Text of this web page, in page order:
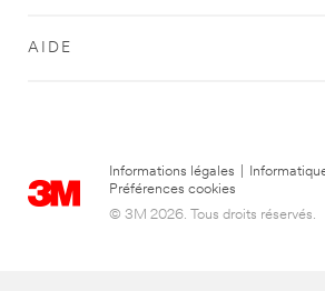
AIDE
Informations légales
Préférences cookies
© 3M 2026. Tous droits réservés.